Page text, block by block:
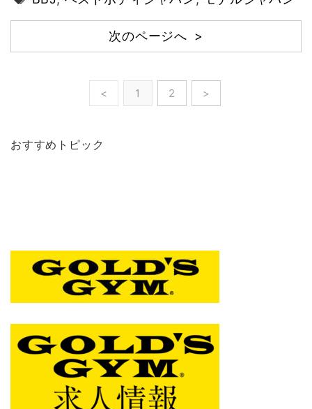
次のページへ >
< 1 2 >
おすすめトピック